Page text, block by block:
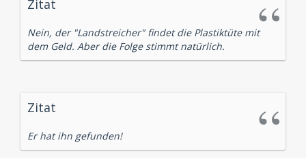
Zitat
Nein, der "Landstreicher" findet die Plastiktüte mit
dem Geld. Aber die Folge stimmt natürlich.
Zitat
Er hat ihn gefunden!